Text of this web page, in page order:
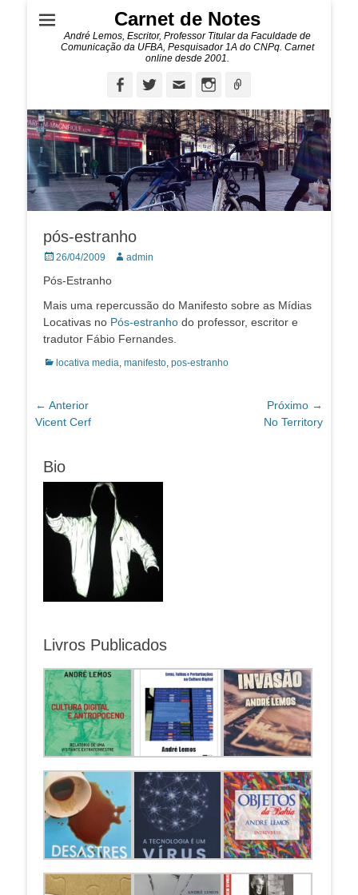
Carnet de Notes
André Lemos, Escritor, Professor Titular da Faculdade de
Comunicação da UFBA, Pesquisador 1A do CNPq. Carnet
online desde 2001.
FacebookTwitterEmail Instagram
pós-estranho
Posted
26/04/2009 Autor:admin
Pós-Estranho
Mais uma repercussão do Manifesto sobre as Mídias
Locativas no Pós-estranho do professor, escritor e
tradutor Fábio Fernandes.
Categorias:
locativa media manifesto pos-estranho
Navegação
de
← Anterior
Post
Vicent Cerf
Próximo →
No Territory
Bio
Livros Publicados